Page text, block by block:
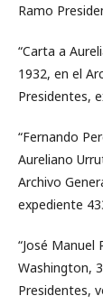
Ramo
“Carta a
1932, en el
Presidentes,
“Fernando
Aureliano
Archivo
expediente
“José Manuel
Washington,
Presidentes,